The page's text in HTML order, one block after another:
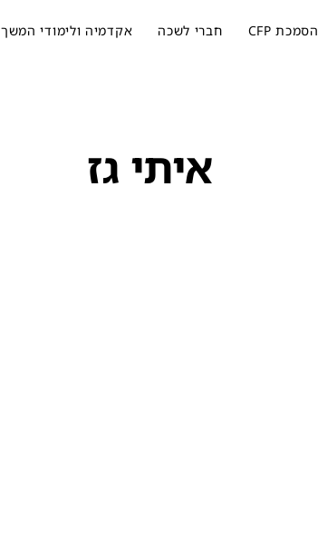
הסמכת CFP חברי לשכה אקדמיה ולימודי המשך
איתי גז